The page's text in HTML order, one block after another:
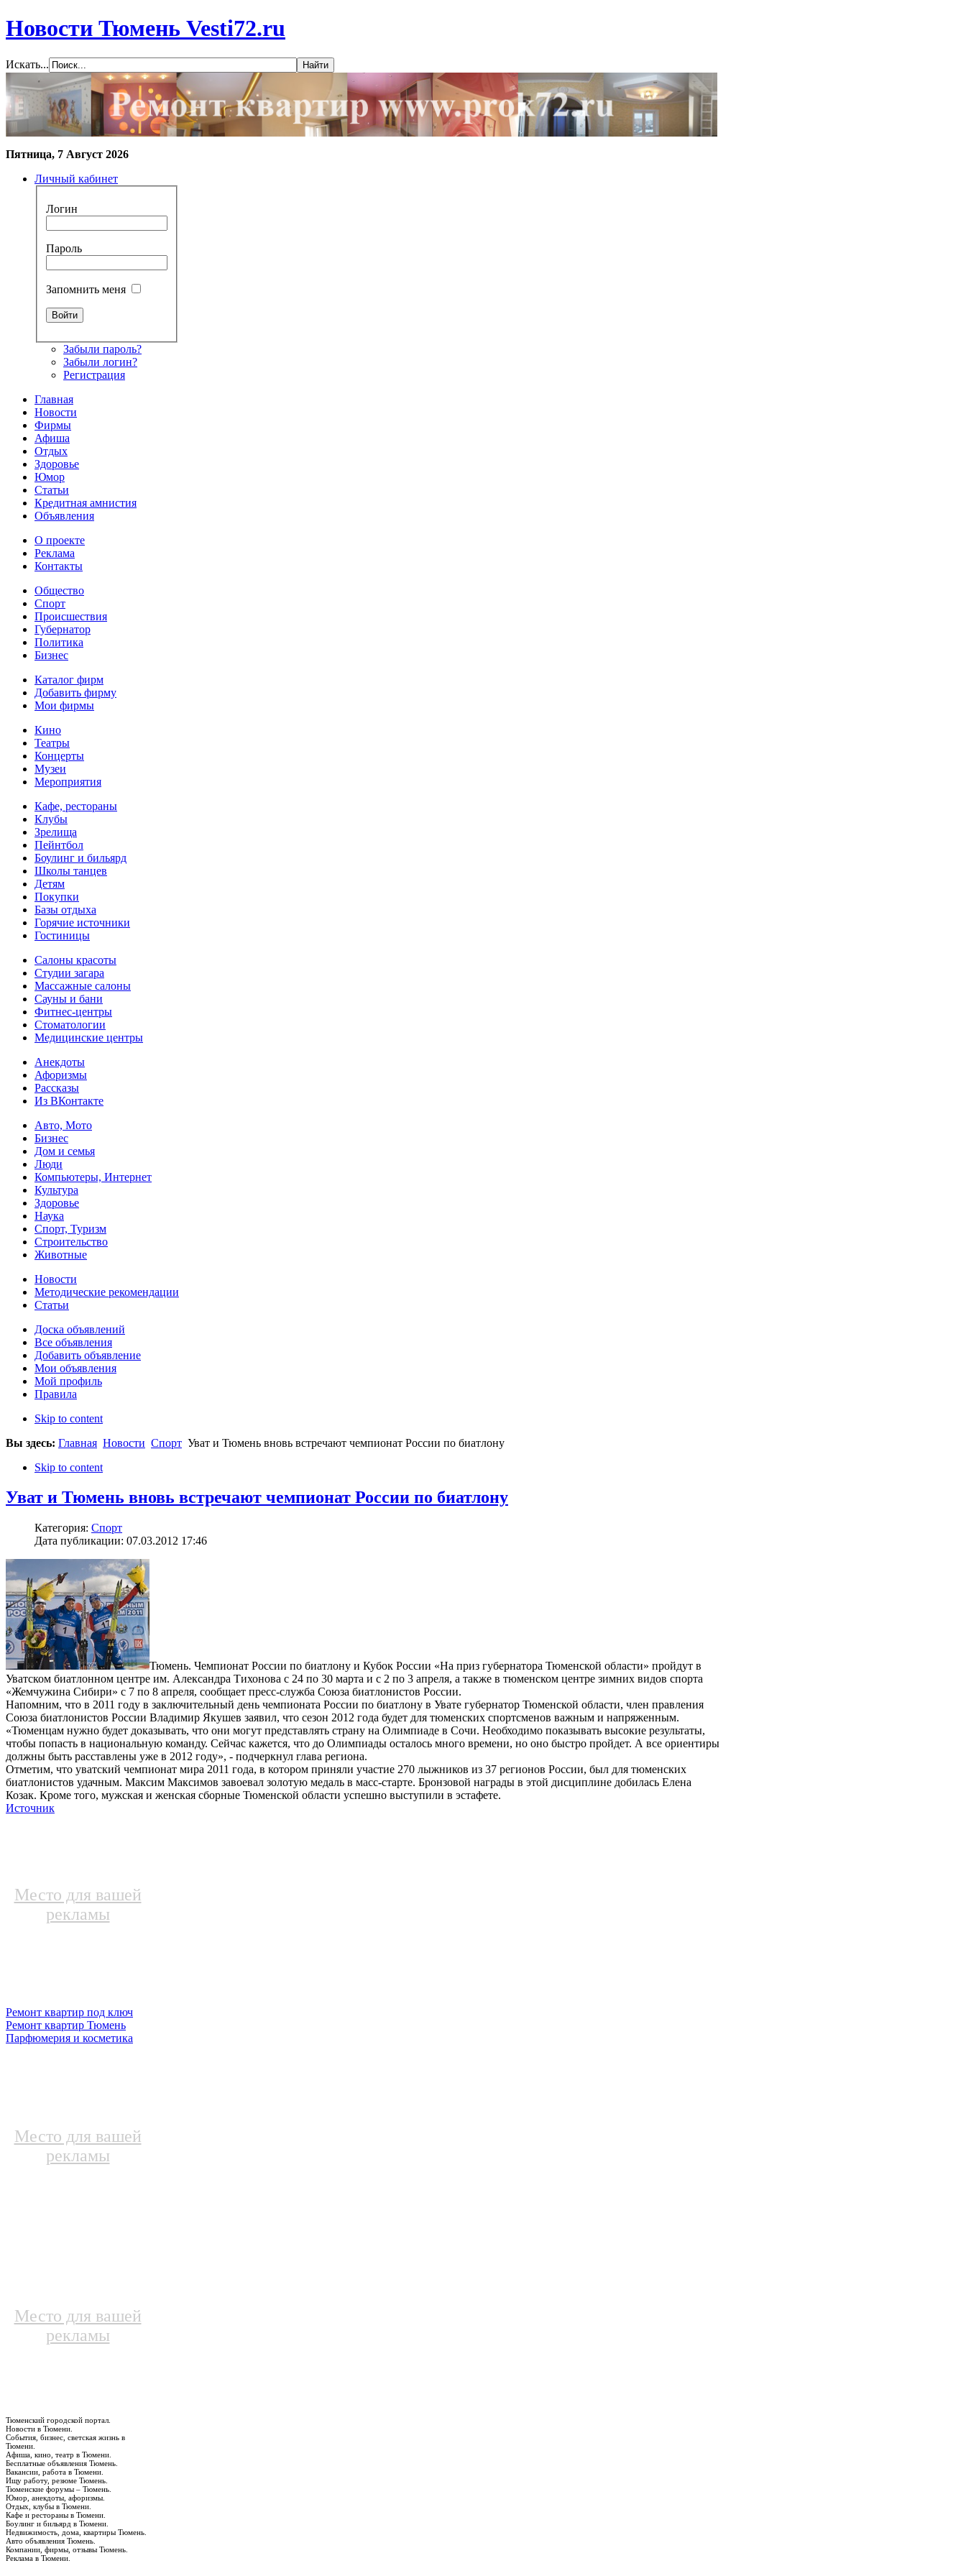
Новости Тюмень Vesti72.ru
Искать...
Пятница, 7 Август 2026
Личный кабинет
Логин
Пароль
Запомнить меня
Забыли пароль?
Забыли логин?
Регистрация
Главная
Новости
Фирмы
Афиша
Отдых
Здоровье
Юмор
Статьи
Кредитная амнистия
Объявления
О проекте
Реклама
Контакты
Общество
Спорт
Происшествия
Губернатор
Политика
Бизнес
Каталог фирм
Добавить фирму
Мои фирмы
Кино
Театры
Концерты
Музеи
Мероприятия
Кафе, рестораны
Клубы
Зрелища
Пейнтбол
Боулинг и бильярд
Школы танцев
Детям
Покупки
Базы отдыха
Горячие источники
Гостиницы
Салоны красоты
Студии загара
Массажные салоны
Сауны и бани
Фитнес-центры
Стоматологии
Медицинские центры
Анекдоты
Афоризмы
Рассказы
Из ВКонтакте
Авто, Мото
Бизнес
Дом и семья
Люди
Компьютеры, Интернет
Культура
Здоровье
Наука
Спорт, Туризм
Строительство
Животные
Новости
Методические рекомендации
Статьи
Доска объявлений
Все объявления
Добавить объявление
Мои объявления
Мой профиль
Правила
Skip to content
Вы здесь: Главная Новости Спорт Уват и Тюмень вновь встречают чемпионат России по биатлону
Skip to content
Уват и Тюмень вновь встречают чемпионат России по биатлону
Категория: Спорт
Дата публикации: 07.03.2012 17:46
Тюмень. Чемпионат России по биатлону и Кубок России «На приз губернатора Тюменской области» пройдут в
Уватском биатлонном центре им. Александра Тихонова с 24 по 30 марта и с 2 по 3 апреля, а также в тюменском центре зимних видов спорта
«Жемчужина Сибири» с 7 по 8 апреля, сообщает пресс-служба Союза биатлонистов России.
Напомним, что в 2011 году в заключительный день чемпионата России по биатлону в Увате губернатор Тюменской области, член правления
Союза биатлонистов России Владимир Якушев заявил, что сезон 2012 года будет для тюменских спортсменов важным и напряженным.
«Тюменцам нужно будет доказывать, что они могут представлять страну на Олимпиаде в Сочи. Необходимо показывать высокие результаты,
чтобы попасть в национальную команду. Сейчас кажется, что до Олимпиады осталось много времени, но оно быстро пройдет. А все ориентиры
должны быть расставлены уже в 2012 году», - подчеркнул глава региона.
Отметим, что уватский чемпионат мира 2011 года, в котором приняли участие 270 лыжников из 37 регионов России, был для тюменских
биатлонистов удачным. Максим Максимов завоевал золотую медаль в масс-старте. Бронзовой награды в этой дисциплине добилась Елена
Козак. Кроме того, мужская и женская сборные Тюменской области успешно выступили в эстафете.
Источник
Место для вашей
рекламы
Ремонт квартир под ключ
Ремонт квартир Тюмень
Парфюмерия и косметика
Место для вашей
рекламы
Место для вашей
рекламы
Тюменский городской портал.
Новости в Тюмени.
События, бизнес, светская жизнь в
Тюмени.
Афиша, кино, театр в Тюмени.
Бесплатные объявления Тюмень.
Вакансии, работа в Тюмени.
Ищу работу, резюме Тюмень.
Тюменские форумы – Тюмень.
Юмор, анекдоты, афоризмы.
Отдых, клубы в Тюмени.
Кафе и рестораны в Тюмени.
Боулинг и бильярд в Тюмени.
Недвижимость, дома, квартиры Тюмень.
Авто объявления Тюмень.
Компании, фирмы, отзывы Тюмень.
Реклама в Тюмени.